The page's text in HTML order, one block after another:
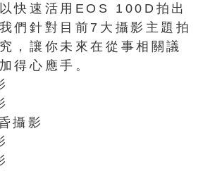
快速活用EOS 100D拍出
們針對目前7大攝影主題拍
，讓你未來在從事相關議
得心應手。
攝影